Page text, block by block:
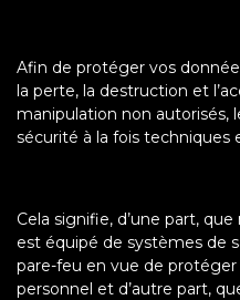
Afin de protéger vos
la perte, la destruction et
manipulation non autorisés,
sécurité à la fois techniques
Cela signifie, d’une part,
est équipé de systèmes de
pare-feu en vue de
personnel et d’autre part,